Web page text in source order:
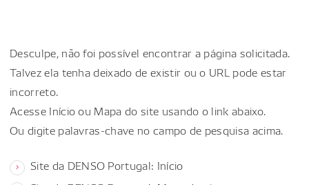
Desculpe, não foi possível encontrar a página solicitada.
Talvez ela tenha deixado de existir ou o URL pode estar
incorreto.
Acesse Início ou Mapa do site usando o link abaixo.
Ou digite palavras-chave no campo de pesquisa acima.
Site da DENSO Portugal: Início